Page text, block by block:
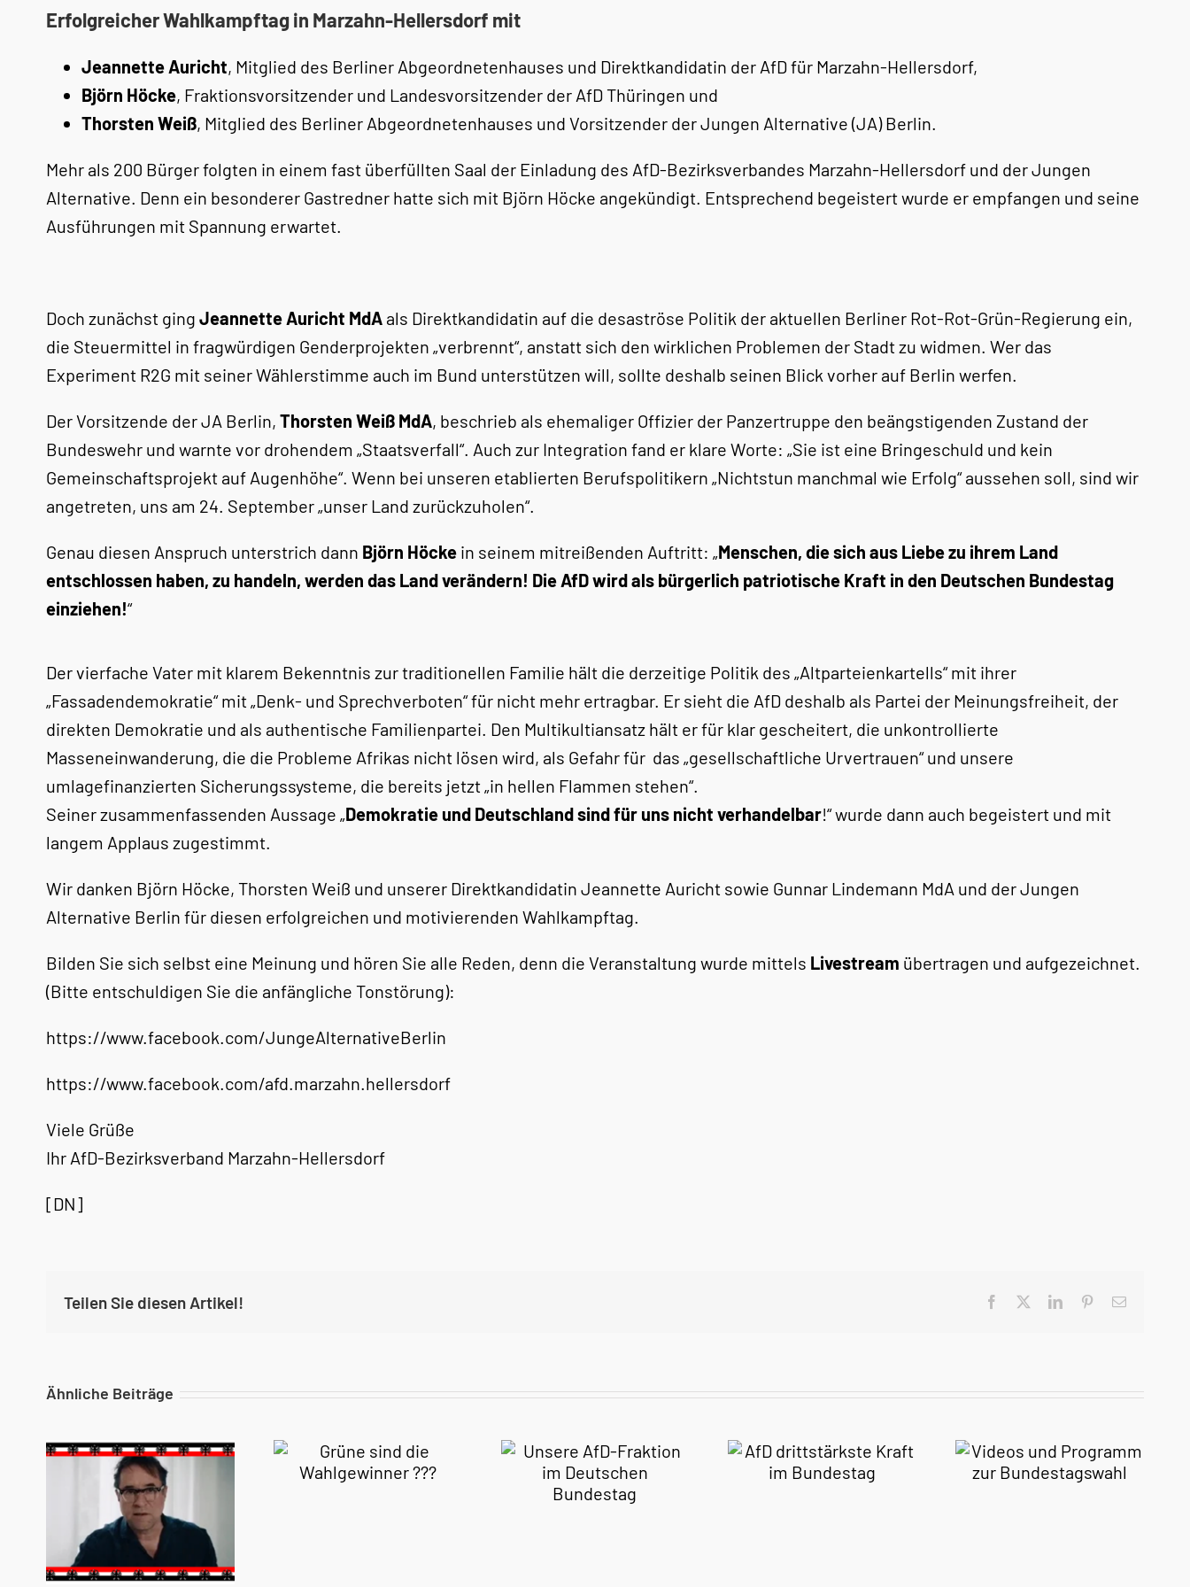
Erfolgreicher Wahlkampftag in Marzahn-Hellersdorf mit
Jeannette Auricht, Mitglied des Berliner Abgeordnetenhauses und Direktkandidatin der AfD für Marzahn-Hellersdorf,
Björn Höcke, Fraktionsvorsitzender und Landesvorsitzender der AfD Thüringen und
Thorsten Weiß, Mitglied des Berliner Abgeordnetenhauses und Vorsitzender der Jungen Alternative (JA) Berlin.
Mehr als 200 Bürger folgten in einem fast überfüllten Saal der Einladung des AfD-Bezirksverbandes Marzahn-Hellersdorf und der Jungen
Alternative. Denn ein besonderer Gastredner hatte sich mit Björn Höcke angekündigt. Entsprechend begeistert wurde er empfangen und seine
Ausführungen mit Spannung erwartet.
Doch zunächst ging Jeannette Auricht MdA als Direktkandidatin auf die desaströse Politik der aktuellen Berliner Rot-Rot-Grün-Regierung ein,
die Steuermittel in fragwürdigen Genderprojekten „verbrennt“, anstatt sich den wirklichen Problemen der Stadt zu widmen. Wer das
Experiment R2G mit seiner Wählerstimme auch im Bund unterstützen will, sollte deshalb seinen Blick vorher auf Berlin werfen.
Der Vorsitzende der JA Berlin, Thorsten Weiß MdA, beschrieb als ehemaliger Offizier der Panzertruppe den beängstigenden Zustand der
Bundeswehr und warnte vor drohendem „Staatsverfall“. Auch zur Integration fand er klare Worte: „Sie ist eine Bringeschuld und kein
Gemeinschaftsprojekt auf Augenhöhe“. Wenn bei unseren etablierten Berufspolitikern „Nichtstun manchmal wie Erfolg“ aussehen soll, sind wir
angetreten, uns am 24. September „unser Land zurückzuholen“.
Genau diesen Anspruch unterstrich dann Björn Höcke in seinem mitreißenden Auftritt: „Menschen, die sich aus Liebe zu ihrem Land
entschlossen haben, zu handeln, werden das Land verändern! Die AfD wird als bürgerlich patriotische Kraft in den Deutschen Bundestag
einziehen!“
Der vierfache Vater mit klarem Bekenntnis zur traditionellen Familie hält die derzeitige Politik des „Altparteienkartells“ mit ihrer
„Fassadendemokratie“ mit „Denk- und Sprechverboten“ für nicht mehr ertragbar. Er sieht die AfD deshalb als Partei der Meinungsfreiheit, der
direkten Demokratie und als authentische Familienpartei. Den Multikultiansatz hält er für klar gescheitert, die unkontrollierte
Masseneinwanderung, die die Probleme Afrikas nicht lösen wird, als Gefahr für das „gesellschaftliche Urvertrauen“ und unsere
umlagefinanzierten Sicherungssysteme, die bereits jetzt „in hellen Flammen stehen“.
Seiner zusammenfassenden Aussage „Demokratie und Deutschland sind für uns nicht verhandelbar!“ wurde dann auch begeistert und mit
langem Applaus zugestimmt.
Wir danken Björn Höcke, Thorsten Weiß und unserer Direktkandidatin Jeannette Auricht sowie Gunnar Lindemann MdA und der Jungen
Alternative Berlin für diesen erfolgreichen und motivierenden Wahlkampftag.
Bilden Sie sich selbst eine Meinung und hören Sie alle Reden, denn die Veranstaltung wurde mittels Livestream übertragen und aufgezeichnet.
(Bitte entschuldigen Sie die anfängliche Tonstörung):
https://www.facebook.com/JungeAlternativeBerlin
https://www.facebook.com/afd.marzahn.hellersdorf
Viele Grüße
Ihr AfD-Bezirksverband Marzahn-Hellersdorf
[DN]
Teilen Sie diesen Artikel! Facebook LinkedInPinterest
E-
Ähnliche Beiträge